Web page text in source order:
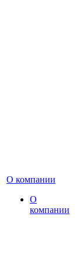
О компании
О
компании